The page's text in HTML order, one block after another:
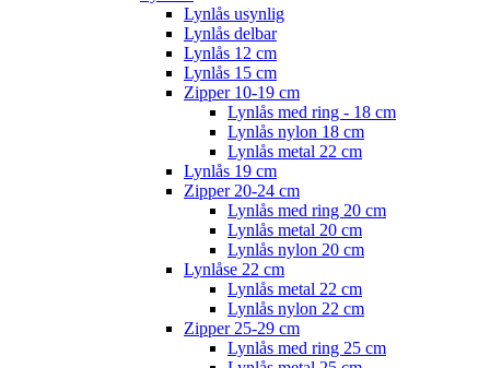
Lynlås usynlig
Lynlås delbar
Lynlås 12 cm
Lynlås 15 cm
Zipper 10-19 cm
Lynlås med ring - 18 cm
Lynlås nylon 18 cm
Lynlås metal 22 cm
Lynlås 19 cm
Zipper 20-24 cm
Lynlås med ring 20 cm
Lynlås metal 20 cm
Lynlås nylon 20 cm
Lynlåse 22 cm
Lynlås metal 22 cm
Lynlås nylon 22 cm
Zipper 25-29 cm
Lynlås med ring 25 cm